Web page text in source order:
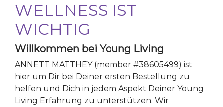
WELLNESS IST
WICHTIG
Willkommen bei Young Living
ANNETT MATTHEY(member #38605499) ist
hier um Dir bei Deiner ersten Bestellung zu
helfen und Dich in jedem Aspekt Deiner Young
Living Erfahrung zu unterstützen. Wir